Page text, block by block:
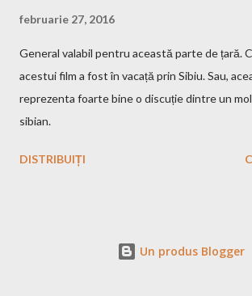
februarie 27, 2016
General valabil pentru această parte de țară.
acestui film a fost în vacață prin Sibiu. Sau,
reprezenta foarte bine o discuție dintre un
sibian.
DISTRIBUIȚI
Un produs Blogger